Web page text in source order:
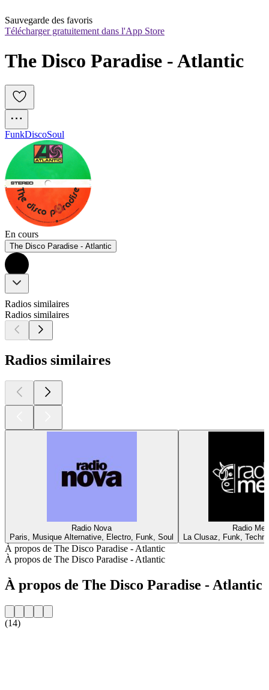
Sauvegarde des favoris
Télécharger gratuitement dans l'App Store
The Disco Paradise - Atlantic
FunkDiscoSoul
En cours
The Disco Paradise - Atlantic
Radios similaires
Radios similaires
Radios similaires
Radio Nova
Paris, Musique Alternative, Electro, Funk, Soul
Radio
La Clusaz, Funk,
À propos de The Disco Paradise - Atlantic
À propos de The Disco Paradise - Atlantic
À propos de The Disco Paradise - Atlantic
(14)